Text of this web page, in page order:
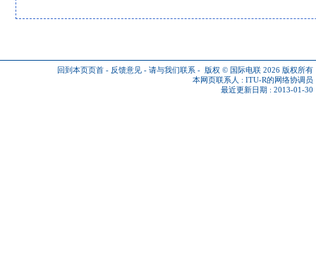
回到本页页首 - 反馈意见 - 请与我们联系 - 版权 © 国际电联 2026 版权所有
本网页联系人 : ITU-R的网络协调员
最近更新日期 : 2013-01-30